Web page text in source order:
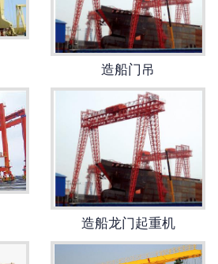
路桥机具配件
路桥起重配件
造船门吊
造船龙门起重机